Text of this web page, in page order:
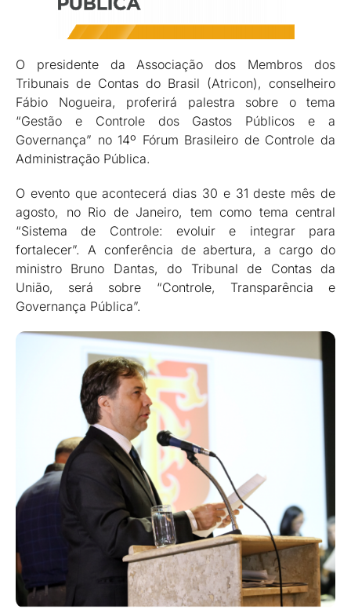
O presidente da Associação dos Membros dos
Tribunais de Contas do Brasil (Atricon), conselheiro
Fábio Nogueira, proferirá palestra sobre o tema
“Gestão e Controle dos Gastos Públicos e a
Governança” no 14º Fórum Brasileiro de Controle da
Administração Pública.
O evento que acontecerá dias 30 e 31 deste mês de
agosto, no Rio de Janeiro, tem como tema central
“Sistema de Controle: evoluir e integrar para
fortalecer”. A conferência de abertura, a cargo do
ministro Bruno Dantas, do Tribunal de Contas da
União, será sobre “Controle, Transparência e
Governança Pública”.